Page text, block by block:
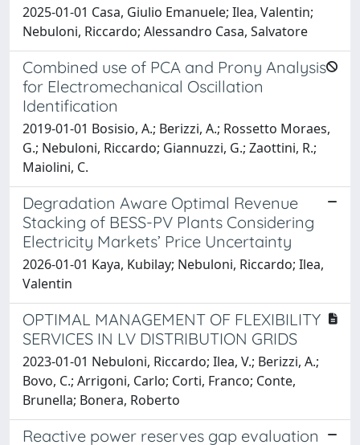
2025-01-01 Casa, Giulio Emanuele; Ilea, Valentin;
Nebuloni, Riccardo; Alessandro Casa, Salvatore
Combined use of PCA and Prony Analysis
for Electromechanical Oscillation
Identification
2019-01-01 Bosisio, A.; Berizzi, A.; Rossetto Moraes,
G.; Nebuloni, Riccardo; Giannuzzi, G.; Zaottini, R.;
Maiolini, C.
Degradation Aware Optimal Revenue
Stacking of BESS-PV Plants Considering
Electricity Markets’ Price Uncertainty
2026-01-01 Kaya, Kubilay; Nebuloni, Riccardo; Ilea,
Valentin
OPTIMAL MANAGEMENT OF FLEXIBILITY
SERVICES IN LV DISTRIBUTION GRIDS
2023-01-01 Nebuloni, Riccardo; Ilea, V.; Berizzi, A.;
Bovo, C.; Arrigoni, Carlo; Corti, Franco; Conte,
Brunella; Bonera, Roberto
Reactive power reserves gap evaluation